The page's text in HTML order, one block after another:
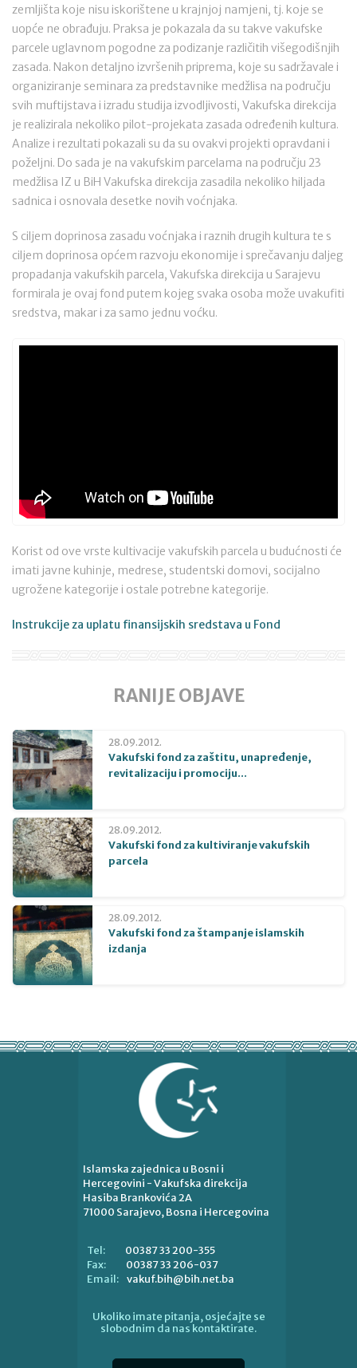
zemljišta koje nisu iskorištene u krajnjoj namjeni, tj. koje se
uopće ne obrađuju. Praksa je pokazala da su takve vakufske
parcele uglavnom pogodne za podizanje različitih višegodišnjih
zasada. Nakon detaljno izvršenih priprema, koje su sadržavale i
organiziranje seminara za predstavnike medžlisa na području
svih muftijstava i izradu studija izvodljivosti, Vakufska direkcija
je realizirala nekoliko pilot-projekata zasada određenih kultura.
Analize i rezultati pokazali su da su ovakvi projekti opravdani i
poželjni. Do sada je na vakufskim parcelama na području 23
medžlisa IZ u BiH Vakufska direkcija zasadila nekoliko hiljada
sadnica i osnovala desetke novih voćnjaka.
S ciljem doprinosa zasadu voćnjaka i raznih drugih kultura te s
ciljem doprinosa općem razvoju ekonomije i sprečavanju daljeg
propadanja vakufskih parcela, Vakufska direkcija u Sarajevu
formirala je ovaj fond putem kojeg svaka osoba može uvakufiti
sredstva, makar i za samo jednu voćku.
Korist od ove vrste kultivacije vakufskih parcela u budućnosti će
imati javne kuhinje, medrese, studentski domovi, socijalno
ugrožene kategorije i ostale potrebne kategorije.
Instrukcije za uplatu finansijskih sredstava u Fond
RANIJE OBJAVE
28.09.2012.
Vakufski fond za zaštitu, unapređenje,
revitalizaciju i promociju...
28.09.2012.
Vakufski fond za kultiviranje vakufskih
parcela
28.09.2012.
Vakufski fond za štampanje islamskih
izdanja
Islamska zajednica u Bosni i
Hercegovini - Vakufska direkcija
Hasiba Brankovića 2A
71000 Sarajevo, Bosna i Hercegovina
Tel:
00387 33 200-355
Fax:
00387 33 206-037
Email: vakuf.bih@bih.net.ba
Ukoliko imate pitanja, osjećajte se
slobodnim da nas kontaktirate.